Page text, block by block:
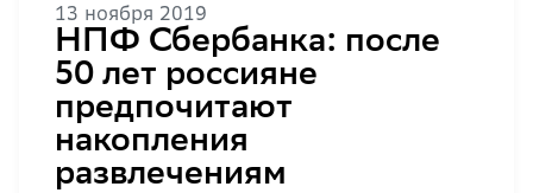
13 ноября 2019
НПФ Сбербанка: после
50 лет россияне
предпочитают
накопления
развлечениям